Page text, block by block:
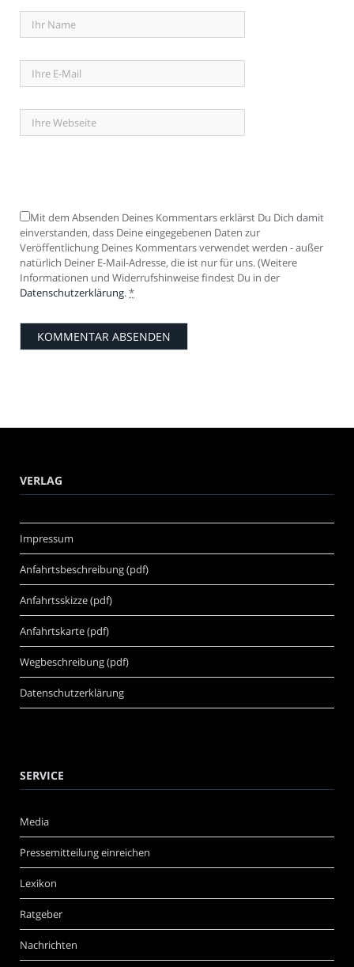
Mit dem Absenden Deines Kommentars erklärst Du Dich damit
einverstanden, dass Deine eingegebenen Daten zur
Veröffentlichung Deines Kommentars verwendet werden - außer
natürlich Deiner E-Mail-Adresse, die ist nur für uns. (Weitere
Informationen und Widerrufshinweise findest Du in der
Datenschutzerklärung.*
VERLAG
Impressum
Anfahrtsbeschreibung (pdf)
Anfahrtsskizze (pdf)
Anfahrtskarte (pdf)
Wegbeschreibung (pdf)
Datenschutzerklärung
SERVICE
Media
Pressemitteilung einreichen
Lexikon
Ratgeber
Nachrichten